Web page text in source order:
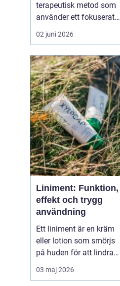
terapeutisk metod som
använder ett fokuserat
och avslappnat
sinnestillstånd för att
undermedvetna. Genom
att kombinera
samtalsterapi med
hypnos kan människor
förändra reaktioner,
känslor och beteenden
som läng...
02 juni 2026
Liniment: Funktion,
effekt och trygg
användning
Ett liniment är en kräm
eller lotion som smörjs
på huden för att lindra
muskelvärk, stelhet och
ibland också ledbesvär.
03 maj 2026